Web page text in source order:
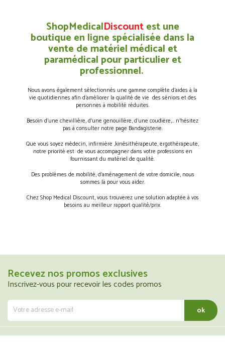
ShopMedicalDiscountest une
boutique en ligne spécialisée dans la
vente de matériel médical et
paramédical pour particulier et
professionnel.
Nous avons également sélectionnés une gamme complète d’aides à la
vie quotidiennes afin d’améliorer la qualité de vie des séniors et des
personnes à mobilité réduites.
Besoin d’une chevillière, d’une genouillère, d’une coudière,… n’hésitez
pas à consulter notre page Bandagisterie.
Que vous soyez médecin, infirmière ,kinésithérapeute, ergothérapeute,
notre priorité est de vous accompagner dans votre professions en
fournissant du matériel de qualité.
Des problèmes de mobilité, d’aménagement de votre domicile, nous
sommes là pour vous aider.
Chez Shop Medical Discount, vous trouverez une solution adaptée à vos
besoins au meilleur rapport qualité/prix.
Recevez nos promos exclusives
Inscrivez-vous pour recevoir les codes promos